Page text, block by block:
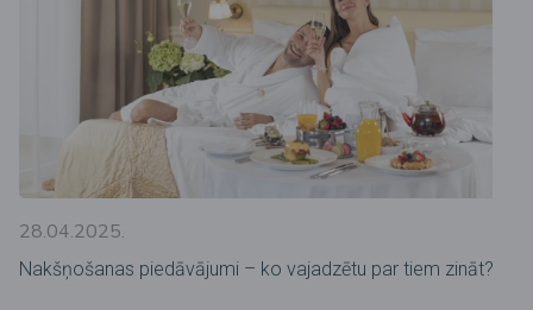
28.04.2025.
Nakšņošanas piedāvājumi – ko vajadzētu par tiem zināt?